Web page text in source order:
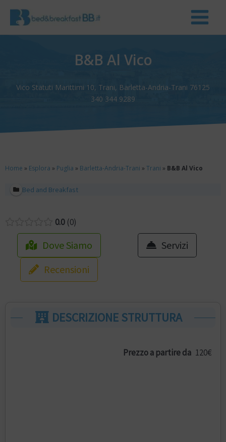
B&B Al Vico
Vico Statuti Marittimi 10, Trani, Barletta-Andria-Trani 76125
340 344 9289
Home » Esplora » Puglia » Barletta-Andria-Trani » Trani » B&B Al Vico
Bed and Breakfast
0.0 0
Dove Siamo
Servizi
Recensioni
DESCRIZIONE STRUTTURA
Prezzo a partire da 120€